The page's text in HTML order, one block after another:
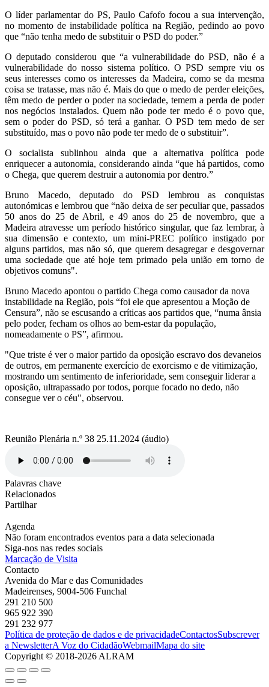
O líder parlamentar do PS, Paulo Cafofo focou a sua intervenção,
no momento de instabilidade política na Região, pedindo ao povo
que “não tenha medo de substituir o PSD do poder.”
O deputado considerou que “a vulnerabilidade do PSD, não é a
vulnerabilidade do nosso sistema político. O PSD sempre viu os
seus interesses como os interesses da Madeira, como se da mesma
coisa se tratasse, mas não é. Mais do que o medo de perder eleições,
têm medo de perder o poder na sociedade, temem a perda de poder
nos negócios instalados. Quem não pode ter medo é o povo que,
sem o poder do PSD, só terá a ganhar. O PSD tem medo de ser
substituído, mas o povo não pode ter medo de o substituir”.
O socialista sublinhou ainda que a alternativa política pode
enriquecer a autonomia, considerando ainda “que há partidos, como
o Chega, que querem destruir a autonomia por dentro.”
Bruno Macedo, deputado do PSD lembrou as conquistas
autonómicas e lembrou que “não deixa de ser peculiar que, passados
50 anos do 25 de Abril, e 49 anos do 25 de novembro, que a
Madeira atravesse um período histórico singular, que faz lembrar, à
sua dimensão e contexto, um mini-PREC político instigado por
alguns partidos, mas não só, que querem desagregar e desgovernar
uma sociedade que até hoje tem primado pela união em torno de
objetivos comuns".
Bruno Macedo apontou o partido Chega como causador da nova
instabilidade na Região, pois “foi ele que apresentou a Moção de
Censura”, não se escusando a críticas aos partidos que, “numa ânsia
pelo poder, fecham os olhos ao bem-estar da população,
nomeadamente o PS”, afirmou.
"Que triste é ver o maior partido da oposição escravo dos devaneios
de outros, em permanente exercício de exorcismo e de vitimização,
mostrando um sentimento de inferioridade, sem conseguir liderar a
oposição, ultrapassado por todos, porque focado no dedo, não
consegue ver o céu", observou.
Reunião Plenária n.º 38 25.11.2024 (áudio)
Palavras chave
Relacionados
Partilhar
Agenda
Não foram encontrados eventos para a data selecionada
Siga-nos nas redes sociais
Marcação de Visita
Contacto
Avenida do Mar e das Comunidades
Madeirenses, 9004-506 Funchal
291 210 500
965 922 390
291 232 977
Política de proteção de dados e de privacidadeContactosSubscrever
a NewsletterA Voz do CidadãoWebmailMapa do site
Copyright © 2018-2026 ALRAM